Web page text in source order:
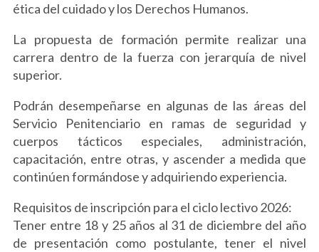
ética del cuidado y los Derechos Humanos.
La propuesta de formación permite realizar una
carrera dentro de la fuerza con jerarquía de nivel
superior.
Podrán desempeñarse en algunas de las áreas del
Servicio Penitenciario en ramas de seguridad y
cuerpos tácticos especiales, administración,
capacitación, entre otras, y ascender a medida que
continúen formándose y adquiriendo experiencia.
Requisitos de inscripción para el ciclo lectivo 2026:
Tener entre 18 y 25 años al 31 de diciembre del año
de presentación como postulante, tener el nivel